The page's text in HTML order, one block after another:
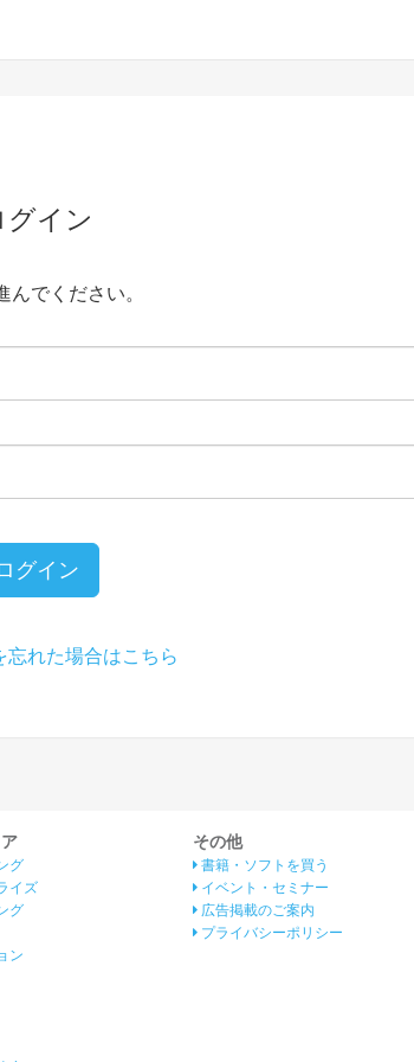
グイン
でください。
グイン
忘れた場合はこちら
グ
イズ
グ
ン
その他
書籍・ソフトを買う
イベント・セミナー
広告掲載のご案内
プライバシーポリシー